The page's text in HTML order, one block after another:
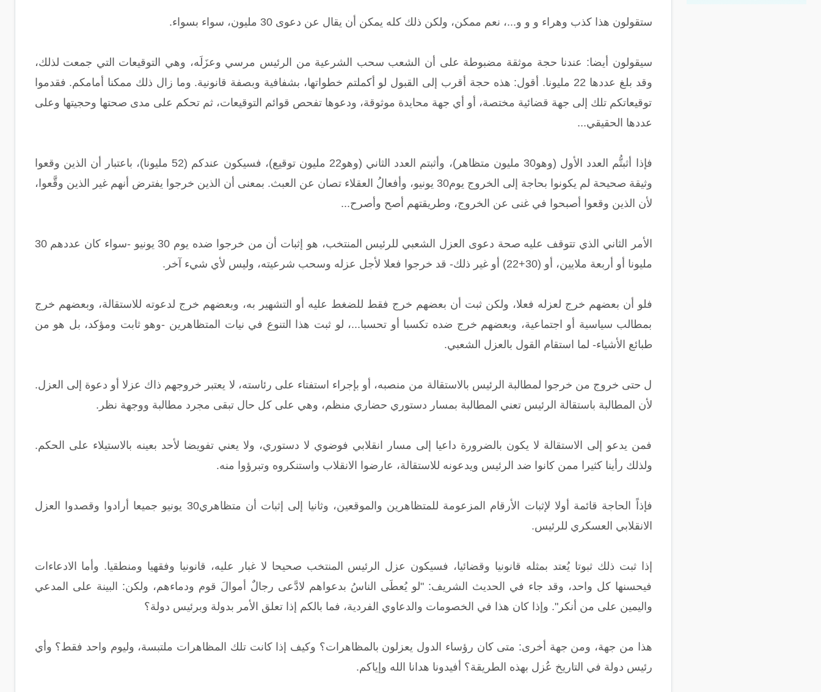
ستقولون هذا كذب وهراء و و و...، نعم ممكن، ولكن ذلك كله يمكن أن يقال عن دعوى 30 مليون، سواء بسواء.
سيقولون أيضا: عندنا حجة موثقة مضبوطة على أن الشعب سحب الشرعية من الرئيس مرسي وعزَلَه، وهي التوقيعات التي جمعت لذلك،
وقد بلغ عددها 22 مليونا. أقول: هذه حجة أقرب إلى القبول لو أكملتم خطواتها، بشفافية وبصفة قانونية. وما زال ذلك ممكنا أمامكم. فقدموا
توقيعاتكم تلك إلى جهة قضائية مختصة، أو أي جهة محايدة موثوقة، ودعوها تفحص قوائم التوقيعات، ثم تحكم على مدى صحتها وحجيتها وعلى
عددها الحقيقي...
فإذا أثبتُّم العدد الأول (وهو30 مليون متظاهر)، وأثبتم العدد الثاني (وهو22 مليون توقيع)، فسيكون عندكم (52 مليونا)، باعتبار أن الذين وقعوا
وثيقة صحيحة لم يكونوا بحاجة إلى الخروج يوم30 يونيو، وأفعالُ العقلاء تصان عن العبث. بمعنى أن الذين خرجوا يفترض أنهم غير الذين وقَّعوا،
لأن الذين وقعوا أصبحوا في غنى عن الخروج، وطريقتهم أصح وأصرح...
الأمر الثاني الذي تتوقف عليه صحة دعوى العزل الشعبي للرئيس المنتخب، هو إثبات أن من خرجوا ضده يوم 30 يونيو -سواء كان عددهم 30
مليونا أو أربعة ملايين، أو (30+22) أو غير ذلك- قد خرجوا فعلا لأجل عزله وسحب شرعيته، وليس لأي شيء آخر.
فلو أن بعضهم خرج لعزله فعلا، ولكن ثبت أن بعضهم خرج فقط للضغط عليه أو التشهير به، وبعضهم خرج لدعوته للاستقالة، وبعضهم خرج
بمطالب سياسية أو اجتماعية، وبعضهم خرج ضده تكسبا أو تحسبا...، لو ثبت هذا التنوع في نيات المتظاهرين -وهو ثابت ومؤكد، بل هو من
طبائع الأشياء- لما استقام القول بالعزل الشعبي.
ل حتى خروج من خرجوا لمطالبة الرئيس بالاستقالة من منصبه، أو بإجراء استفتاء على رئاسته، لا يعتبر خروجهم ذاك عزلا أو دعوة إلى العزل.
لأن المطالبة باستقالة الرئيس تعني المطالبة بمسار دستوري حضاري منظم، وهي على كل حال تبقى مجرد مطالبة ووجهة نظر.
فمن يدعو إلى الاستقالة لا يكون بالضرورة داعيا إلى مسار انقلابي فوضوي لا دستوري، ولا يعني تفويضا لأحد بعينه بالاستيلاء على الحكم.
ولذلك رأينا كثيرا ممن كانوا ضد الرئيس ويدعونه للاستقالة، عارضوا الانقلاب واستنكروه وتبرؤوا منه.
فإذاً الحاجة قائمة أولا لإثبات الأرقام المزعومة للمتظاهرين والموقعين، وثانيا إلى إثبات أن متظاهري30 يونيو جميعا أرادوا وقصدوا العزل
الانقلابي العسكري للرئيس.
إذا ثبت ذلك ثبوتا يُعتد بمثله قانونيا وقضائيا، فسيكون عزل الرئيس المنتخب صحيحا لا غبار عليه، قانونيا وفقهيا ومنطقيا. وأما الادعاءات
فيحسنها كل واحد، وقد جاء في الحديث الشريف: "لو يُعطَى الناسُ بدعواهم لادَّعى رجالٌ أموالَ قوم ودماءهم، ولكن: البينة على المدعي
واليمين على من أنكر". وإذا كان هذا في الخصومات والدعاوي الفردية، فما بالكم إذا تعلق الأمر بدولة وبرئيس دولة؟
هذا من جهة، ومن جهة أخرى: متى كان رؤساء الدول يعزلون بالمظاهرات؟ وكيف إذا كانت تلك المظاهرات ملتبسة، وليوم واحد فقط؟ وأي
رئيس دولة في التاريخ عُزل بهذه الطريقة؟ أفيدونا هدانا الله وإياكم.